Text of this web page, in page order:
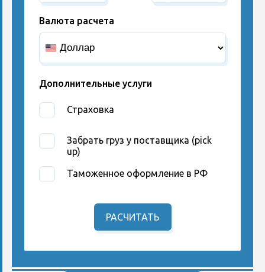
Валюта расчета
Дополнительные услуги
Страховка
Забрать груз у поставщика (pick
up)
Таможенное оформление в РФ
РАСЧИТАТЬ